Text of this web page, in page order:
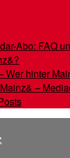
Abo: FAQ
Wer hinter
–